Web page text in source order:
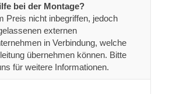
bei der Montage?
Preis nicht inbegriffen, jedoch
externen
in Verbindung, welche
übernehmen können. Bitte
für weitere Informationen.